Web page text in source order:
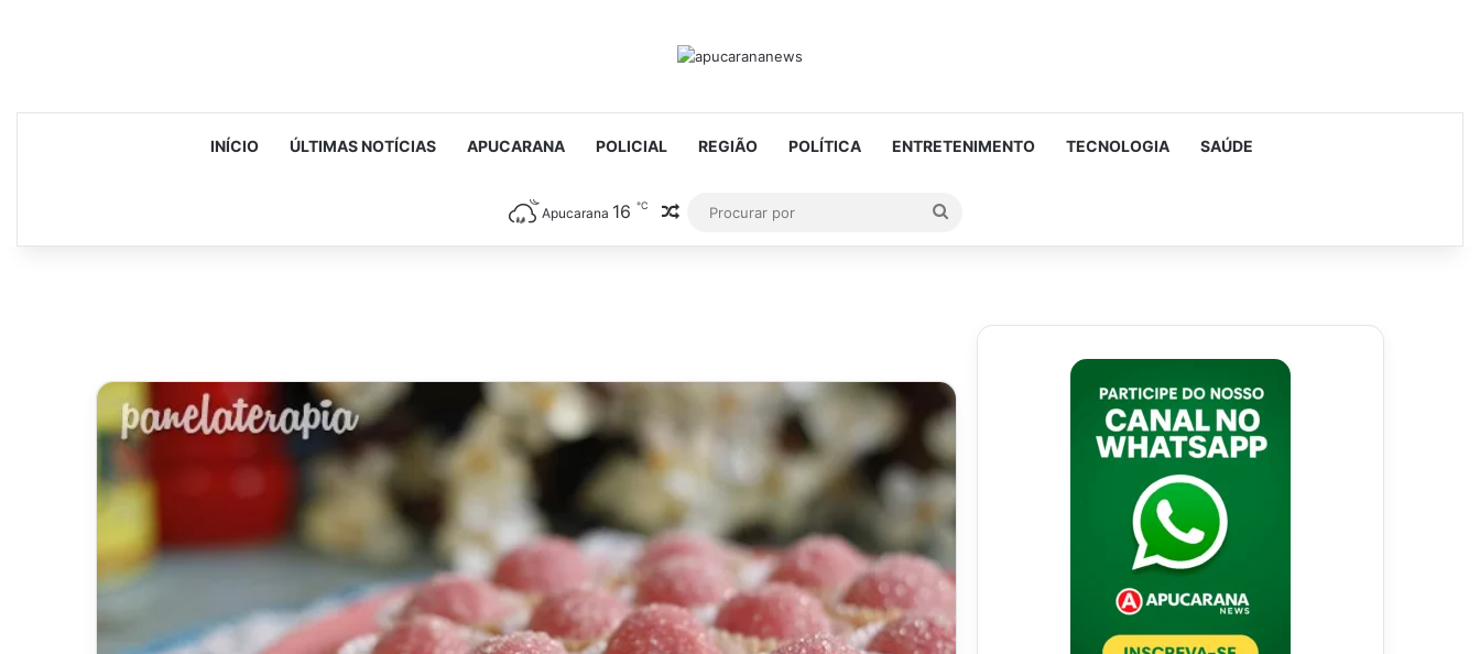
INÍCIO ÚLTIMAS NOTÍCIAS APUCARANA POLICIAL REGIÃO POLÍTICA ENTRETENIMENTO TECNOLOGIA SAÚDE
Apucarana 16 ℃ Artigo aleatório
Procurar
por